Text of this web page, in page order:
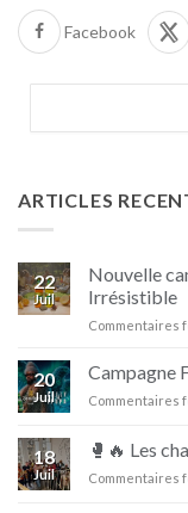
Facebook
ARTICLES
22
Juil
Nouvelle
Irrésistible
Commentaires
20
Juil
Campagne
Commentaires
18
Juil
🥊🔥 Les
Commentaires